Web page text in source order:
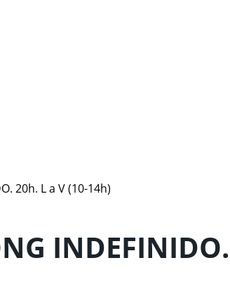
20h. L a V (10-14h)